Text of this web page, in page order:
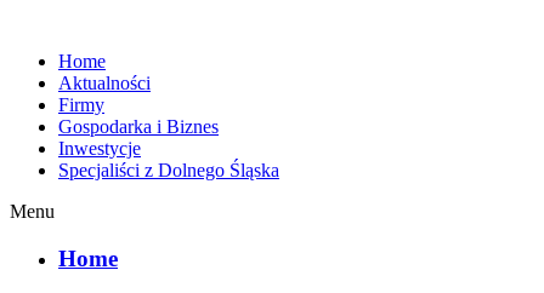
Home
Aktualności
Firmy
Gospodarka i Biznes
Inwestycje
Specjaliści z Dolnego Śląska
Menu
Home